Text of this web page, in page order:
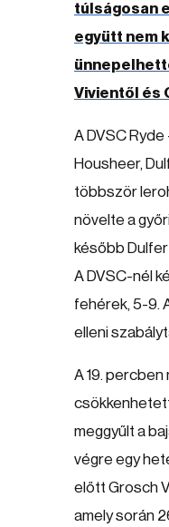
túlságosan
együtt nem
Vivientől és
A DVSC
Housheer,
többször
növelte a
később
A DVSC-nél
fehérek, 5-9.
elleni
A 19. percben
csökkenhetett
meggyűlt a
végre egy
előtt Grosch
amely során